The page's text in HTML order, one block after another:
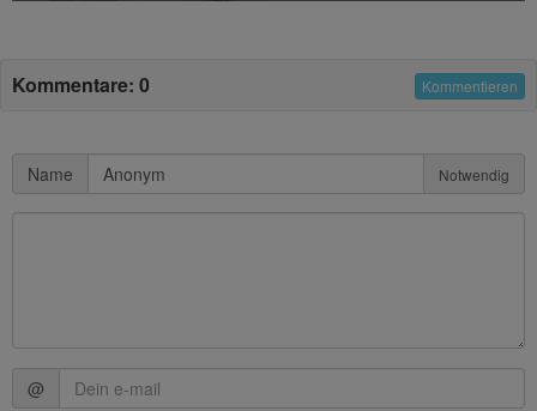
Kommentare: 0 Kommentieren
Name Notwendig
@